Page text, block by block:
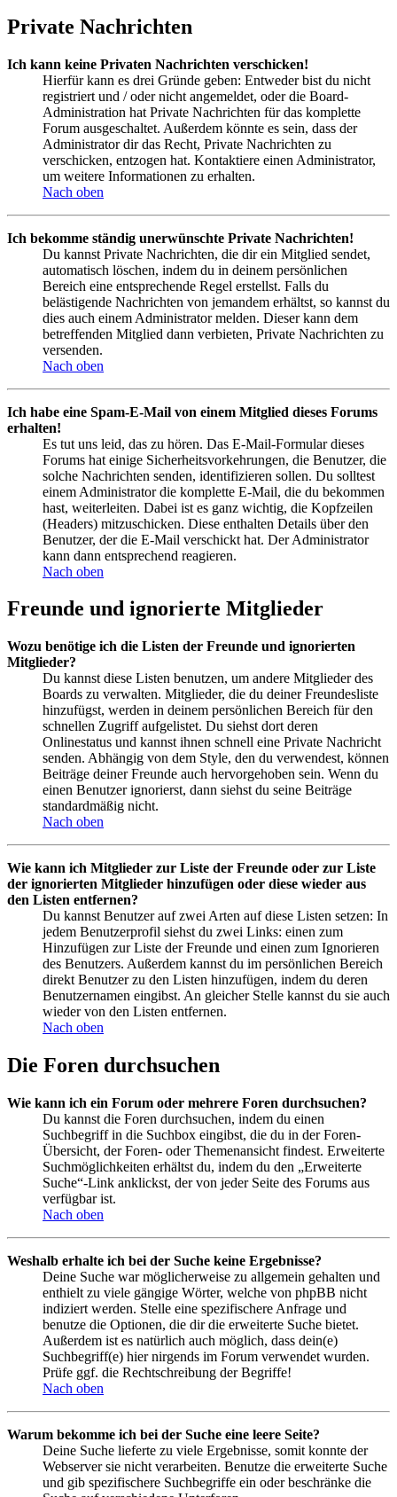
Private Nachrichten
Ich kann keine Privaten Nachrichten verschicken!
Hierfür kann es drei Gründe geben: Entweder bist du nicht
registriert und / oder nicht angemeldet, oder die Board-
Administration hat Private Nachrichten für das komplette
Forum ausgeschaltet. Außerdem könnte es sein, dass der
Administrator dir das Recht, Private Nachrichten zu
verschicken, entzogen hat. Kontaktiere einen Administrator,
um weitere Informationen zu erhalten.
Nach oben
Ich bekomme ständig unerwünschte Private Nachrichten!
Du kannst Private Nachrichten, die dir ein Mitglied sendet,
automatisch löschen, indem du in deinem persönlichen
Bereich eine entsprechende Regel erstellst. Falls du
belästigende Nachrichten von jemandem erhältst, so kannst du
dies auch einem Administrator melden. Dieser kann dem
betreffenden Mitglied dann verbieten, Private Nachrichten zu
versenden.
Nach oben
Ich habe eine Spam-E-Mail von einem Mitglied dieses Forums
erhalten!
Es tut uns leid, das zu hören. Das E-Mail-Formular dieses
Forums hat einige Sicherheitsvorkehrungen, die Benutzer, die
solche Nachrichten senden, identifizieren sollen. Du solltest
einem Administrator die komplette E-Mail, die du bekommen
hast, weiterleiten. Dabei ist es ganz wichtig, die Kopfzeilen
(Headers) mitzuschicken. Diese enthalten Details über den
Benutzer, der die E-Mail verschickt hat. Der Administrator
kann dann entsprechend reagieren.
Nach oben
Freunde und ignorierte Mitglieder
Wozu benötige ich die Listen der Freunde und ignorierten
Mitglieder?
Du kannst diese Listen benutzen, um andere Mitglieder des
Boards zu verwalten. Mitglieder, die du deiner Freundesliste
hinzufügst, werden in deinem persönlichen Bereich für den
schnellen Zugriff aufgelistet. Du siehst dort deren
Onlinestatus und kannst ihnen schnell eine Private Nachricht
senden. Abhängig von dem Style, den du verwendest, können
Beiträge deiner Freunde auch hervorgehoben sein. Wenn du
einen Benutzer ignorierst, dann siehst du seine Beiträge
standardmäßig nicht.
Nach oben
Wie kann ich Mitglieder zur Liste der Freunde oder zur Liste
der ignorierten Mitglieder hinzufügen oder diese wieder aus
den Listen entfernen?
Du kannst Benutzer auf zwei Arten auf diese Listen setzen: In
jedem Benutzerprofil siehst du zwei Links: einen zum
Hinzufügen zur Liste der Freunde und einen zum Ignorieren
des Benutzers. Außerdem kannst du im persönlichen Bereich
direkt Benutzer zu den Listen hinzufügen, indem du deren
Benutzernamen eingibst. An gleicher Stelle kannst du sie auch
wieder von den Listen entfernen.
Nach oben
Die Foren durchsuchen
Wie kann ich ein Forum oder mehrere Foren durchsuchen?
Du kannst die Foren durchsuchen, indem du einen
Suchbegriff in die Suchbox eingibst, die du in der Foren-
Übersicht, der Foren- oder Themenansicht findest. Erweiterte
Suchmöglichkeiten erhältst du, indem du den „Erweiterte
Suche“-Link anklickst, der von jeder Seite des Forums aus
verfügbar ist.
Nach oben
Weshalb erhalte ich bei der Suche keine Ergebnisse?
Deine Suche war möglicherweise zu allgemein gehalten und
enthielt zu viele gängige Wörter, welche von phpBB nicht
indiziert werden. Stelle eine spezifischere Anfrage und
benutze die Optionen, die dir die erweiterte Suche bietet.
Außerdem ist es natürlich auch möglich, dass dein(e)
Suchbegriff(e) hier nirgends im Forum verwendet wurden.
Prüfe ggf. die Rechtschreibung der Begriffe!
Nach oben
Warum bekomme ich bei der Suche eine leere Seite?
Deine Suche lieferte zu viele Ergebnisse, somit konnte der
Webserver sie nicht verarbeiten. Benutze die erweiterte Suche
und gib spezifischere Suchbegriffe ein oder beschränke die